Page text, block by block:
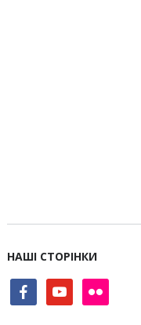
НАШІ СТОРІНКИ
facebookyoutube flickr